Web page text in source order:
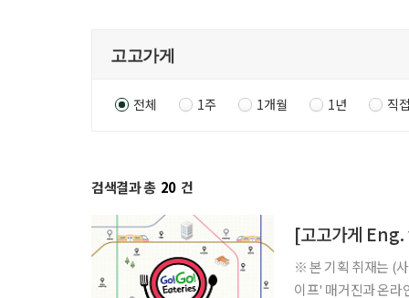
전체 1주 1개월 1년 직
검색결과 총 20 건
[고고가게
※ 본 기획 취재는 (
이프' 매거진과 온라